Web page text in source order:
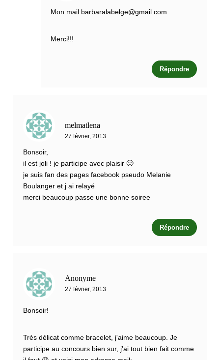
Mon mail barbaralabelge@gmail.com
Merci!!!
Répondre
melmatlena
27 février, 2013
Bonsoir,
il est joli ! je participe avec plaisir 🙂
je suis fan des pages facebook pseudo Melanie
Boulanger et j ai relayé
merci beaucoup passe une bonne soiree
Répondre
Anonyme
27 février, 2013
Bonsoir!
Très délicat comme bracelet, j'aime beaucoup. Je
participe au concours bien sur, j'ai tout bien fait comme